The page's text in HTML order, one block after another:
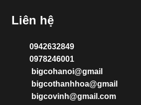
Liên hệ
0942632849
0978246001
bigcohanoi@gmail
bigcothanhhoa@gmail
bigcovinh@gmail.com